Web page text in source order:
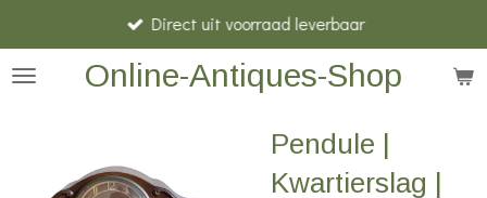
to
main
Online-Antiques-Shop
Direct uit voorraad leverbaar
Pendule |
Kwartierslag |